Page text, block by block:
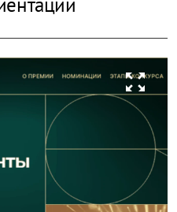
zoom_out_map